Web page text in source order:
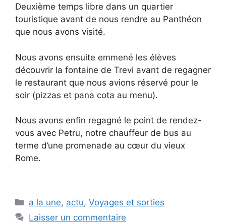
Deuxième temps libre dans un quartier
touristique avant de nous rendre au Panthéon
que nous avons visité.
Nous avons ensuite emmené les élèves
découvrir la fontaine de Trevi avant de regagner
le restaurant que nous avions réservé pour le
soir (pizzas et pana cota au menu).
Nous avons enfin regagné le point de rendez-
vous avec Petru, notre chauffeur de bus au
terme d’une promenade au cœur du vieux
Rome.
Catégories
a la une, actu,Voyages et sorties
Laisser un commentaire